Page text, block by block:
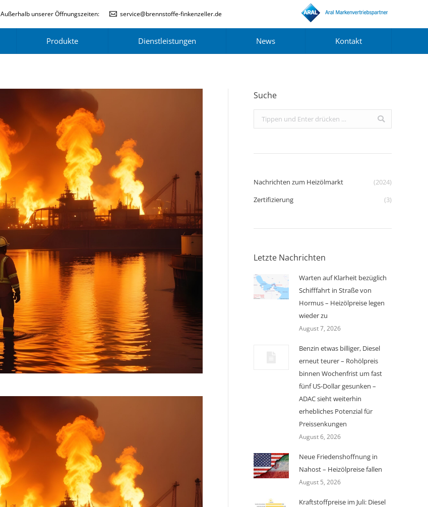
Außerhalb unserer Öffnungszeiten: service@brennstoffe-finkenzeller.de
Produkte Dienstleistungen News Kontakt
Suche
Search:
Nachrichten zum Heizölmarkt
(2024)
Zertifizierung
(3)
Letzte Nachrichten
Warten auf Klarheit bezüglich
Schifffahrt in Straße von
Hormus – Heizölpreise legen
wieder zu
August 7, 2026
Benzin etwas billiger, Diesel
erneut teurer – Rohölpreis
binnen Wochenfrist um fast
fünf US-Dollar gesunken –
ADAC sieht weiterhin
erhebliches Potenzial für
Preissenkungen
August 6, 2026
Neue Friedenshoffnung in
Nahost – Heizölpreise fallen
August 5, 2026
Kraftstoffpreise im Juli: Diesel